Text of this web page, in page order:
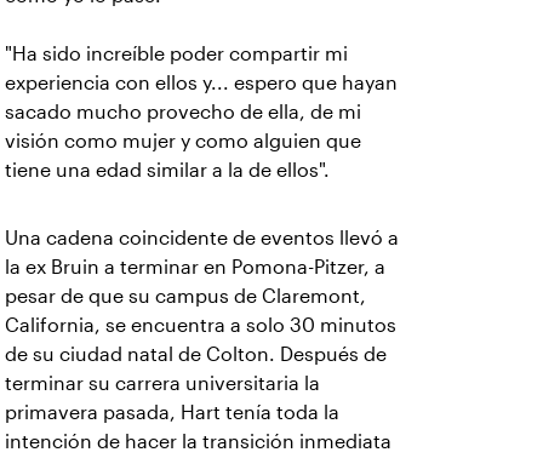
"Ha sido increíble poder compartir mi
experiencia con ellos y... espero que hayan
sacado mucho provecho de ella, de mi
visión como mujer y como alguien que
tiene una edad similar a la de ellos".
Una cadena coincidente de eventos llevó a
la ex Bruin a terminar en Pomona-Pitzer, a
pesar de que su campus de Claremont,
California, se encuentra a solo 30 minutos
de su ciudad natal de Colton. Después de
terminar su carrera universitaria la
primavera pasada, Hart tenía toda la
intención de hacer la transición inmediata